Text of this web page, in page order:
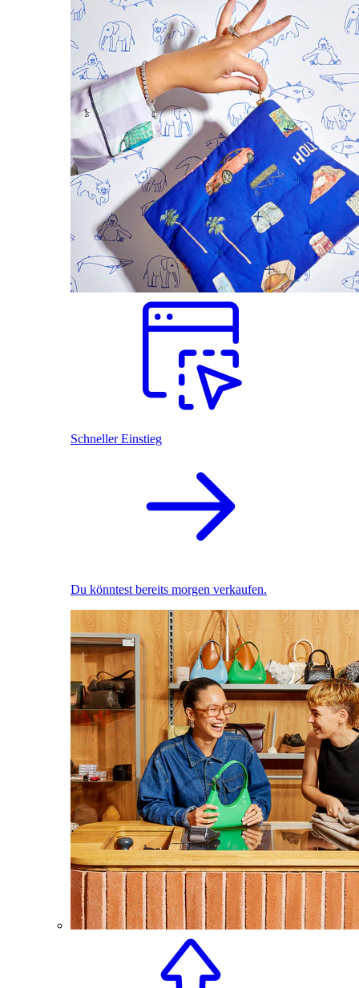
Schneller Einstieg
Du könntest bereits morgen verkaufen.